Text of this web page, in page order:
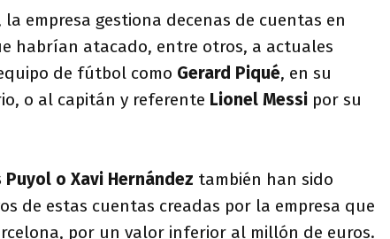
empresa gestiona decenas de cuentas en
habrían atacado, entre otros, a actuales
de fútbol como Gerard Piqué, en su
o al capitán y referente Lionel Messi por su
o Xavi Hernández también han sido
de estas cuentas creadas por la empresa que
por un valor inferior al millón de euros.